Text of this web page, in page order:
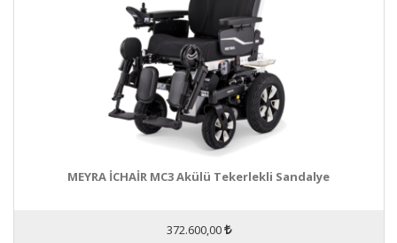
MEYRA İCHAİR MC3 Akülü Tekerlekli Sandalye
372.600,00